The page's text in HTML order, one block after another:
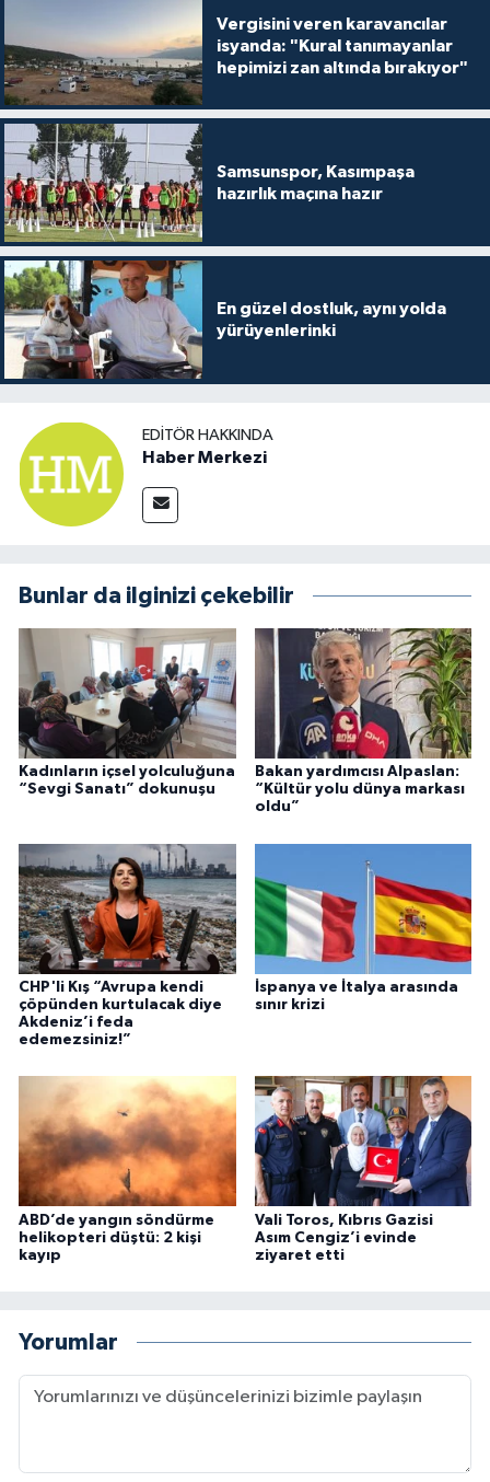
Vergisini veren karavancılar
isyanda: "Kural tanımayanlar
hepimizi zan altında bırakıyor"
Samsunspor, Kasımpaşa
hazırlık maçına hazır
En güzel dostluk, aynı yolda
yürüyenlerinki
EDITÖR HAKKINDA
Haber Merkezi
Bunlar da ilginizi çekebilir
Kadınların içsel yolculuğuna
“Sevgi Sanatı” dokunuşu
Bakan yardımcısı Alpaslan:
“Kültür yolu dünya markası
oldu”
CHP'li Kış “Avrupa kendi
çöpünden kurtulacak diye
Akdeniz’i feda
edemezsiniz!”
İspanya ve İtalya arasında
sınır krizi
ABD’de yangın söndürme
helikopteri düştü: 2 kişi
kayıp
Vali Toros, Kıbrıs Gazisi
Asım Cengiz’i evinde
ziyaret etti
Yorumlar